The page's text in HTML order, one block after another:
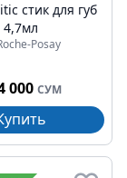
стик для губ
4,7мл
Posay
000 СУМ